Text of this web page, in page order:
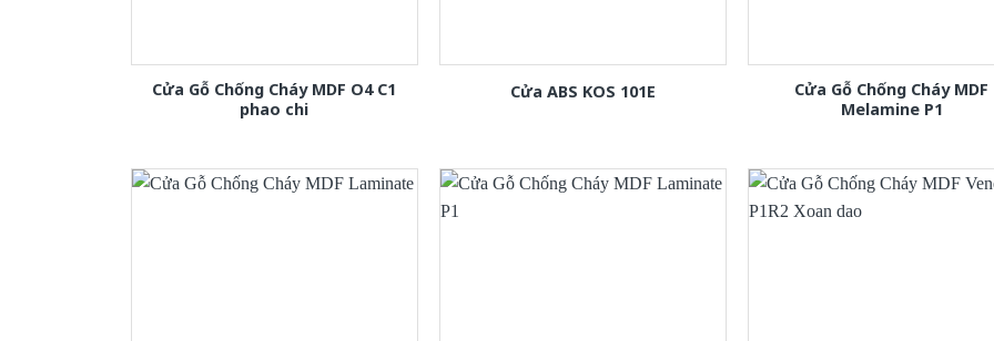
Cửa Gỗ Chống Cháy MDF O4 C1
phao chi
Cửa ABS KOS 101E
Cửa Gỗ Chống Cháy MDF
Melamine P1